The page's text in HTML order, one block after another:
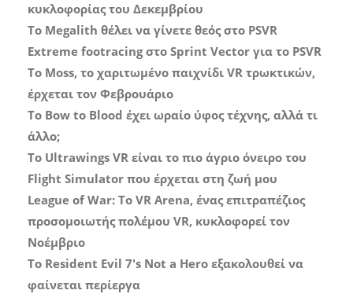
κυκλοφορίας του Δεκεμβρίου
Το Megalith θέλει να γίνετε θεός στο PSVR
Extreme footracing στο Sprint Vector για το PSVR
Το Moss, το χαριτωμένο παιχνίδι VR τρωκτικών,
έρχεται τον Φεβρουάριο
Το Bow to Blood έχει ωραίο ύφος τέχνης, αλλά τι
άλλο;
Το Ultrawings VR είναι το πιο άγριο όνειρο του
Flight Simulator που έρχεται στη ζωή μου
League of War: Το VR Arena, ένας επιτραπέζιος
προσομοιωτής πολέμου VR, κυκλοφορεί τον
Νοέμβριο
Το Resident Evil 7's Not a Hero εξακολουθεί να
φαίνεται περίεργα